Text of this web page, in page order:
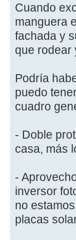
Cuando
manguera
fachada y
que rodear
Podría
puedo
cuadro
- Doble
casa, más
-
inversor
no
placas